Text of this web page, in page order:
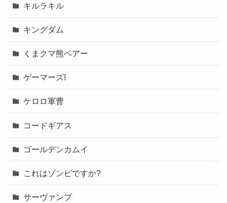
キルラキル
キングダム
くまクマ熊ベアー
ゲーマーズ!
ケロロ軍曹
コードギアス
ゴールデンカムイ
これはゾンビですか?
サーヴァンプ